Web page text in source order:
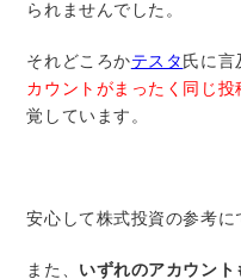
られませんでした。
それどころかテスタ 氏に言
カウントがまったく同じ
覚しています。
安心して株式投資の参考に
また、 いずれのアカウン